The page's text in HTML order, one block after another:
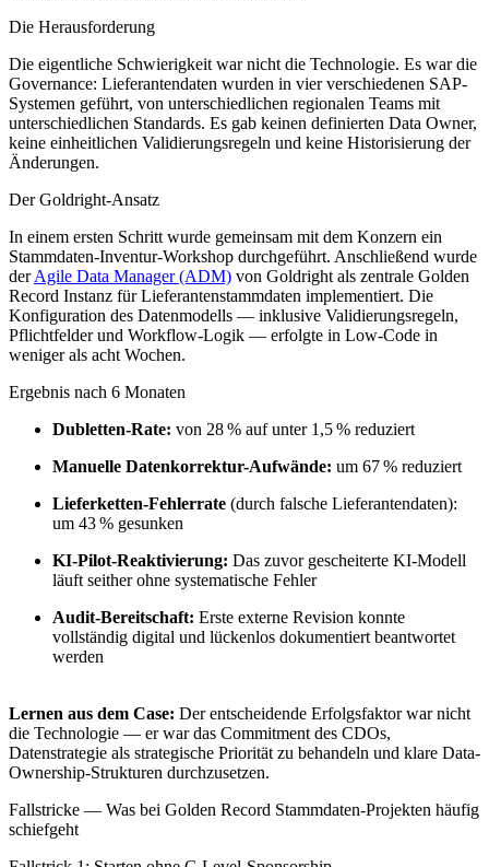
Die Herausforderung
Die eigentliche Schwierigkeit war nicht die Technologie. Es war die
Governance: Lieferantendaten wurden in vier verschiedenen SAP-
Systemen geführt, von unterschiedlichen regionalen Teams mit
unterschiedlichen Standards. Es gab keinen definierten Data Owner,
keine einheitlichen Validierungsregeln und keine Historisierung der
Änderungen.
Der Goldright-Ansatz
In einem ersten Schritt wurde gemeinsam mit dem Konzern ein
Stammdaten-Inventur-Workshop durchgeführt. Anschließend wurde
derAgile Data Manager (ADM) von Goldright als zentrale Golden
Record Instanz für Lieferantenstammdaten implementiert. Die
Konfiguration des Datenmodells — inklusive Validierungsregeln,
Pflichtfelder und Workflow-Logik — erfolgte in Low-Code in
weniger als acht Wochen.
Ergebnis nach 6 Monaten
Dubletten-Rate: von 28 % auf unter 1,5 % reduziert
Manuelle Datenkorrektur-Aufwände: um 67 % reduziert
Lieferketten-Fehlerrate (durch falsche Lieferantendaten):
um 43 % gesunken
KI-Pilot-Reaktivierung: Das zuvor gescheiterte KI-Modell
läuft seither ohne systematische Fehler
Audit-Bereitschaft: Erste externe Revision konnte
vollständig digital und lückenlos dokumentiert beantwortet
werden
Lernen aus dem Case: Der entscheidende Erfolgsfaktor war nicht
die Technologie — er war das Commitment des CDOs,
Datenstrategie als strategische Priorität zu behandeln und klare Data-
Ownership-Strukturen durchzusetzen.
Fallstricke — Was bei Golden Record Stammdaten-Projekten häufig
schiefgeht